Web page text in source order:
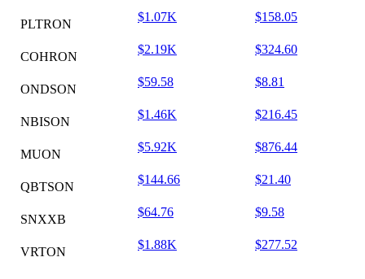
PLTRON
$1.07K $158.05
COHRON
$2.19K $324.60
ONDSON
$59.58 $8.81
NBISON
$1.46K $216.45
MUON
$5.92K $876.44
QBTSON
$144.66 $21.40
SNXXB
$64.76 $9.58
VRTON
$1.88K $277.52